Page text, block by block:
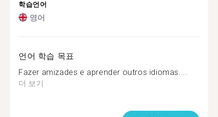
학습언어
영어
언어 학습 목표
Fazer amizades e aprender outros idiomas....
더 보기